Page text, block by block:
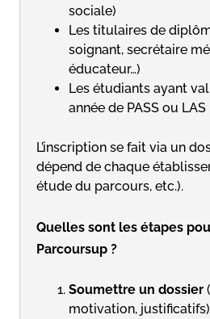
sociale)
Les titulaires de
soignant, secrétaire
éducateur…)
Les étudiants ayant
année de PASS ou LAS
L’inscription se fait via un
dépend de chaque
étude du parcours, etc.).
Quelles sont les étapes
Parcoursup ?
Soumettre un dossier
motivation, justificatifs)